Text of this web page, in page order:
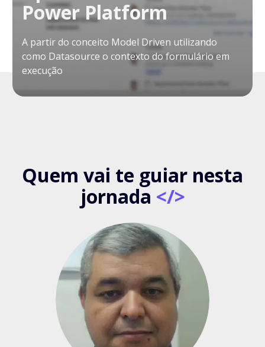
Power Platform
A partir do conceito Model Driven utilizando
como Datasource o contexto do formulário em
execução
Quem vai te guiar nesta
jornada </>